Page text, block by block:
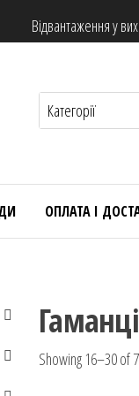
Відвантаження у
ОПЛАТА І
Showing 16–30 of